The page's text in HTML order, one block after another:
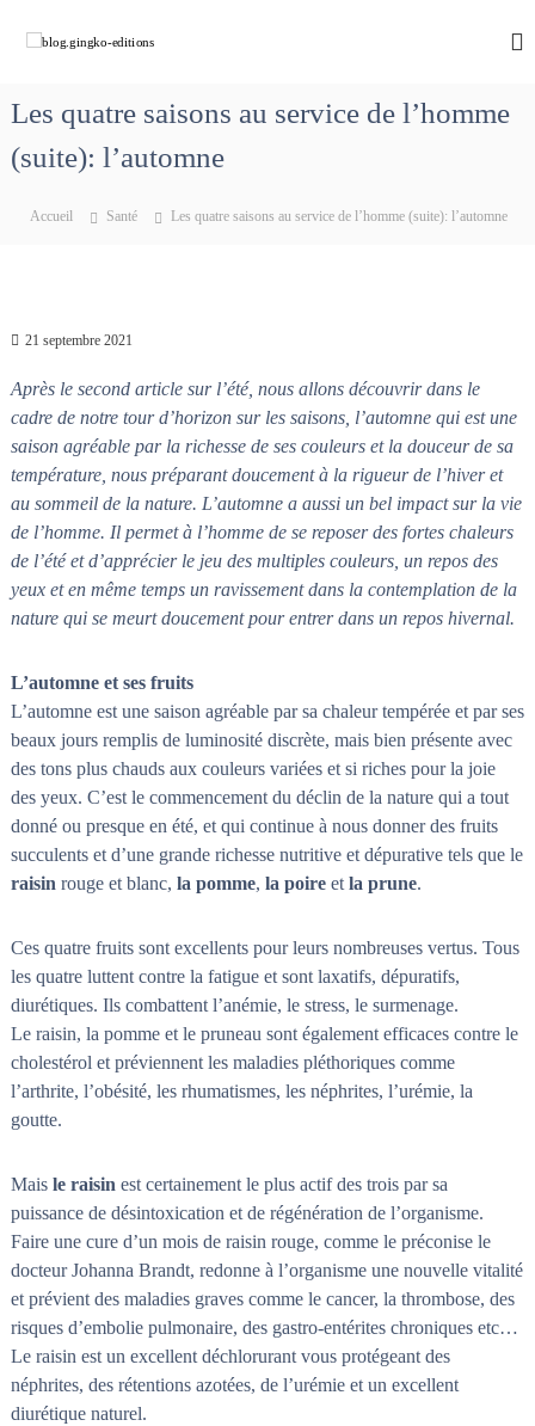
g
.
i
e
d
i
t
i
o
n
s
i
o
s
q
u
i
é
f
a
t
l
n
œ
d
s
Les quatre saisons au service de l’homme
(suite): l’automne
Accueil Santé Les quatre saisons au service de l’homme (suite): l’automne
21 septembre 2021
Après le second article sur l’été, nous allons découvrir dans le
cadre de notre tour d’horizon sur les saisons, l’automne qui est une
saison agréable par la richesse de ses couleurs et la douceur de sa
température, nous préparant doucement à la rigueur de l’hiver et
au sommeil de la nature. L’automne a aussi un bel impact sur la vie
de l’homme. Il permet à l’homme de se reposer des fortes chaleurs
de l’été et d’apprécier le jeu des multiples couleurs, un repos des
yeux et en même temps un ravissement dans la contemplation de la
nature qui se meurt doucement pour entrer dans un repos hivernal.
L’automne et ses fruits
L’automne est une saison agréable par sa chaleur tempérée et par ses
beaux jours remplis de luminosité discrète, mais bien présente avec
des tons plus chauds aux couleurs variées et si riches pour la joie
des yeux. C’est le commencement du déclin de la nature qui a tout
donné ou presque en été, et qui continue à nous donner des fruits
succulents et d’une grande richesse nutritive et dépurative tels que le
raisin rouge et blanc, la pomme, la poireet la prune.
Ces quatre fruits sont excellents pour leurs nombreuses vertus. Tous
les quatre luttent contre la fatigue et sont laxatifs, dépuratifs,
diurétiques. Ils combattent l’anémie, le stress, le surmenage.
Le raisin, la pomme et le pruneau sont également efficaces contre le
cholestérol et préviennent les maladies pléthoriques comme
l’arthrite, l’obésité, les rhumatismes, les néphrites, l’urémie, la
goutte.
Mais le raisin est certainement le plus actif des trois par sa
puissance de désintoxication et de régénération de l’organisme.
Faire une cure d’un mois de raisin rouge, comme le préconise le
docteur Johanna Brandt, redonne à l’organisme une nouvelle vitalité
et prévient des maladies graves comme le cancer, la thrombose, des
risques d’embolie pulmonaire, des gastro-entérites chroniques etc…
Le raisin est un excellent déchlorurant vous protégeant des
néphrites, des rétentions azotées, de l’urémie et un excellent
diurétique naturel.